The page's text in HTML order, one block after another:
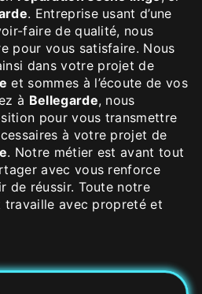
. Entreprise usant d’une
faire de qualité, nous
pour vous satisfaire. Nous
dans votre projet de
et sommes à l’écoute de vos
à Bellegarde, nous
pour vous transmettre
à votre projet de
. Notre métier est avant tout
avec vous renforce
de réussir. Toute notre
avec propreté et